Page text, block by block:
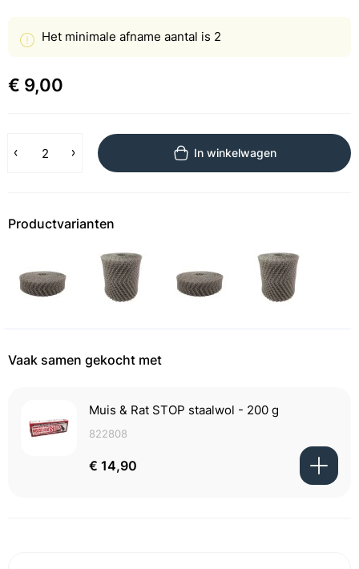
Het minimale afname aantal is 2
€ 9,00
In winkelwagen
Productvarianten
Vaak samen gekocht met
Muis & Rat STOP staalwol - 200 g
822808
€ 14,90